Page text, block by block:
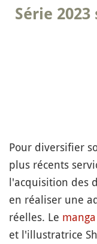
Série
Pour diversifier
plus récents
l'acquisition des
en réaliser une
réelles. Le manga
et l'illustratrice